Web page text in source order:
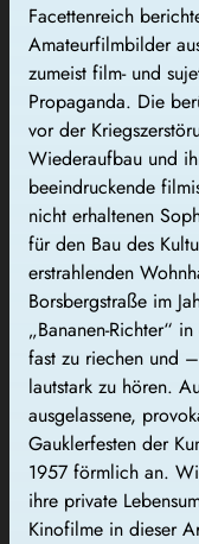
Facettenreich
Amateurfilmbilder
zumeist film- und
Propaganda. Die
vor der
Wiederaufbau und
beeindruckende
nicht erhaltenen
für den Bau des
erstrahlenden
Borsbergstraße im
„Bananen-Richter“
fast zu riechen und
lautstark zu hören.
ausgelassene,
Gauklerfesten der
1957 förmlich an.
ihre private
Kinofilme in dieser